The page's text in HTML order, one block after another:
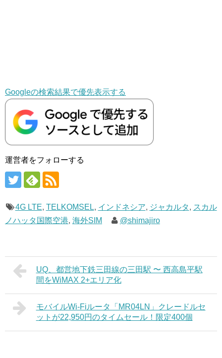
Googleの検索結果で優先表示する
運営者をフォローする
4G LTE, TELKOMSEL, インドネシア, ジャカルタ, スカル
ノハッタ国際空港, 海外SIM @shimajiro
UQ、都営地下鉄三田線の三田駅 〜 西高島平駅
間をWiMAX 2+エリア化
モバイルWi-Fiルータ「MR04LN」クレードルセ
ットが22,950円のタイムセール！限定400個